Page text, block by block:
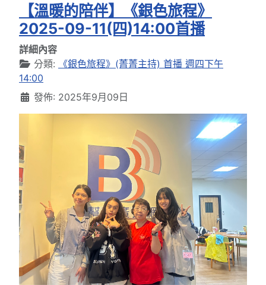
【溫暖的陪伴】《銀色旅程》
2025-09-11(四)14:00首播
詳細內容
分類:
《銀色旅程》(菁菁主持) 首播 週四下午
14:00
發佈: 2025年9月09日